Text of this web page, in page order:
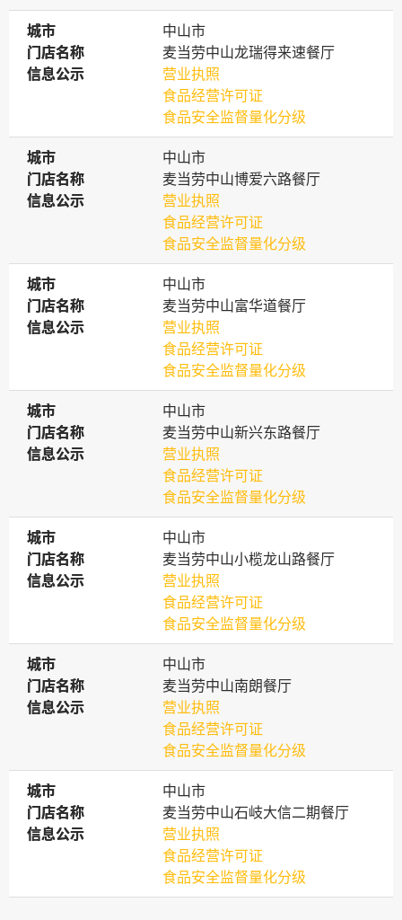
城市
城市
中山市
门店名称
门店名称
麦当劳中山龙瑞得来速餐厅
信息公示
信息公示
营业执照
食品经营许可证
食品安全监督量化分级
城市
城市
中山市
门店名称
门店名称
麦当劳中山博爱六路餐厅
信息公示
信息公示
营业执照
食品经营许可证
食品安全监督量化分级
城市
城市
中山市
门店名称
门店名称
麦当劳中山富华道餐厅
信息公示
信息公示
营业执照
食品经营许可证
食品安全监督量化分级
城市
城市
中山市
门店名称
门店名称
麦当劳中山新兴东路餐厅
信息公示
信息公示
营业执照
食品经营许可证
食品安全监督量化分级
城市
城市
中山市
门店名称
门店名称
麦当劳中山小榄龙山路餐厅
信息公示
信息公示
营业执照
食品经营许可证
食品安全监督量化分级
城市
城市
中山市
门店名称
门店名称
麦当劳中山南朗餐厅
信息公示
信息公示
营业执照
食品经营许可证
食品安全监督量化分级
城市
城市
中山市
门店名称
门店名称
麦当劳中山石岐大信二期餐厅
信息公示
信息公示
营业执照
食品经营许可证
食品安全监督量化分级